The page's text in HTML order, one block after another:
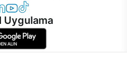
TwitterLinkedIn
Casper YouTube
Casper TikTok
Uygulama